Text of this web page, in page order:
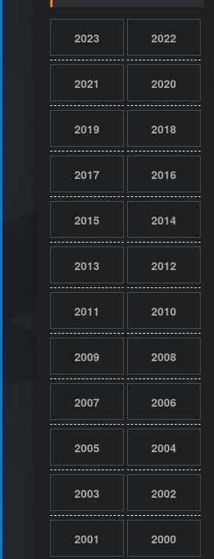
2023 2022
2021 2020
2019 2018
2017 2016
2015 2014
2013 2012
2011 2010
2009 2008
2007 2006
2005 2004
2003 2002
2001 2000